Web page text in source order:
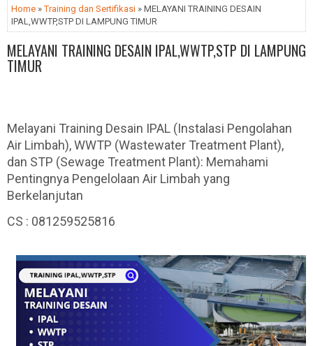
Home »Training dan Sertifikasi » MELAYANI TRAINING DESAIN
IPAL,WWTP,STP DI LAMPUNG TIMUR
MELAYANI TRAINING DESAIN IPAL,WWTP,STP DI LAMPUNG
TIMUR
Melayani Training Desain IPAL (Instalasi Pengolahan
Air Limbah), WWTP (Wastewater Treatment Plant),
dan STP (Sewage Treatment Plant): Memahami
Pentingnya Pengelolaan Air Limbah yang
Berkelanjutan
CS : 081259525816